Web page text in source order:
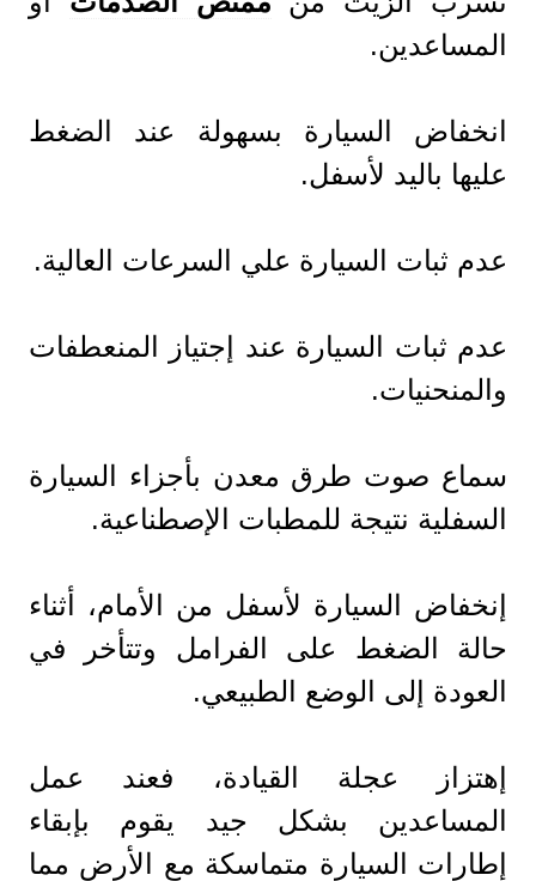
المساعدين.
انخفاض السيارة بسهولة عند الضغط
عليها باليد لأسفل.
عدم ثبات السيارة علي السرعات العالية.
عدم ثبات السيارة عند إجتياز المنعطفات
والمنحنيات.
سماع صوت طرق معدن بأجزاء السيارة
السفلية نتيجة للمطبات الإصطناعية.
إنخفاض السيارة لأسفل من الأمام، أثناء
حالة الضغط على الفرامل وتتأخر في
العودة إلى الوضع الطبيعي.
إهتزاز عجلة القيادة، فعند عمل
المساعدين بشكل جيد يقوم بإبقاء
إطارات السيارة متماسكة مع الأرض مما